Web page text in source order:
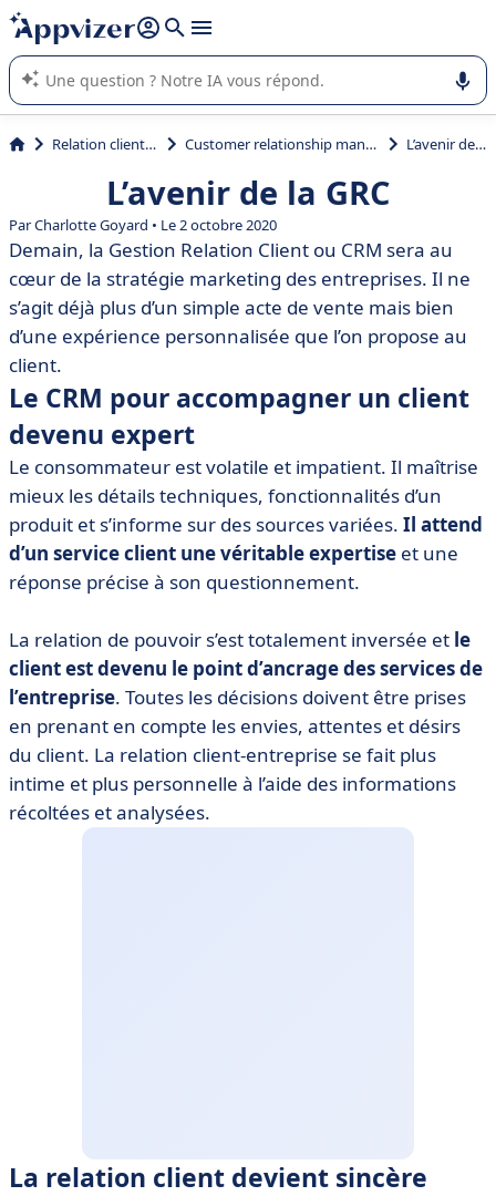
répondre (plusieurs lignes avec
L'IA de Appvizer vous guide dans l'utilisation ou la sélection de
logiciel SaaS en entreprise.
Relation client et vente Customer relationship management (CRM) L’avenir de la GRC
L’avenir de la GRC
ParCharlotte Goyard • Le 2 octobre 2020
Demain, la Gestion Relation Client ou CRM sera au
cœur de la stratégie marketing des entreprises. Il ne
s’agit déjà plus d’un simple acte de vente mais bien
d’une expérience personnalisée que l’on propose au
client.
Le CRM pour accompagner un client
devenu expert
Le consommateur est volatile et impatient. Il maîtrise
mieux les détails techniques, fonctionnalités d’un
produit et s’informe sur des sources variées. Il attend
d’un service client une véritable expertise et une
réponse précise à son questionnement.
La relation de pouvoir s’est totalement inversée et le
client est devenu le point d’ancrage des services de
l’entreprise. Toutes les décisions doivent être prises
en prenant en compte les envies, attentes et désirs
du client. La relation client-entreprise se fait plus
intime et plus personnelle à l’aide des informations
récoltées et analysées.
La relation client devient sincère